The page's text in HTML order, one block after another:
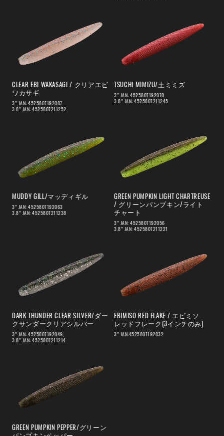
CLEAR EBI WAKASAGI / クリアエビ
ワカサギ
3” JAN: 4525807192087
3.8” JAN: 4525807211252
TSUCHI MIMIZU/土ミミズ
3” JAN: 4525807192070
3.8” JAN: 4525807211245
MUDDY GILL/マッディギル
3” JAN: 4525807192063
3.8” JAN: 4525807211238
GREEN PUMPKIN LIGHT CHARTREUSE
/ グリーンパンプキン/ライト
チャート
3” JAN: 4525807192056
3.8” JAN: 4525807211221
DARK THUNDER CLEAR SILVER/ダー
クサンダークリアシルバー
3” JAN: 4525807192049,
3.8” JAN: 4525807211214
EBIMISO RED FLAKE / エビミソ
レッドフレーク(3インチのみ)
3” JAN:4525807192032
GREEN PUMPKIN PEPPER/グリーン